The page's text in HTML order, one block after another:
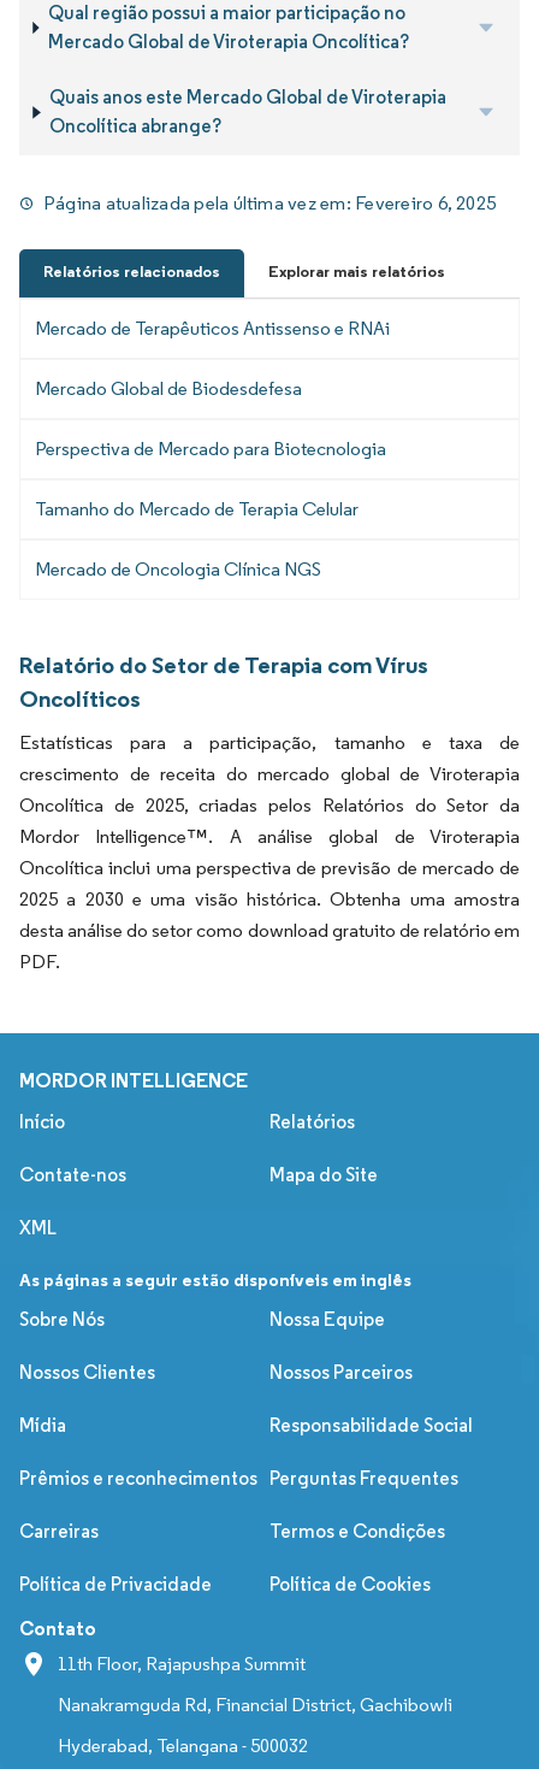
Qual região possui a maior participação no
Mercado Global de Viroterapia Oncolítica?
Quais anos este Mercado Global de Viroterapia
Oncolítica abrange?
Página atualizada pela última vez em: Fevereiro 6, 2025
Relatórios relacionados Explorar mais relatórios
Mercado de Terapêuticos Antissenso e RNAi
Mercado Global de Biodesdefesa
Perspectiva de Mercado para Biotecnologia
Tamanho do Mercado de Terapia Celular
Mercado de Oncologia Clínica NGS
Relatório do Setor de Terapia com Vírus
Oncolíticos
Estatísticas para a participação, tamanho e taxa de
crescimento de receita do mercado global de Viroterapia
Oncolítica de 2025, criadas pelos Relatórios do Setor da
Mordor Intelligence™. A análise global de Viroterapia
Oncolítica inclui uma perspectiva de previsão de mercado de
2025 a 2030 e uma visão histórica. Obtenha uma amostra
desta análise do setor como download gratuito de relatório em
PDF.
MORDOR INTELLIGENCE
Início Relatórios
Contate-nos Mapa do Site
XML
As páginas a seguir estão disponíveis em inglês
Sobre Nós
Nossa Equipe
Nossos Clientes Nossos Parceiros
Mídia Responsabilidade Social
Prêmios e reconhecimentos Perguntas Frequentes
Carreiras Termos e Condições
Política de Privacidade Política de Cookies
Contato
11th Floor, Rajapushpa Summit
Nanakramguda Rd, Financial District, Gachibowli
Hyderabad, Telangana - 500032